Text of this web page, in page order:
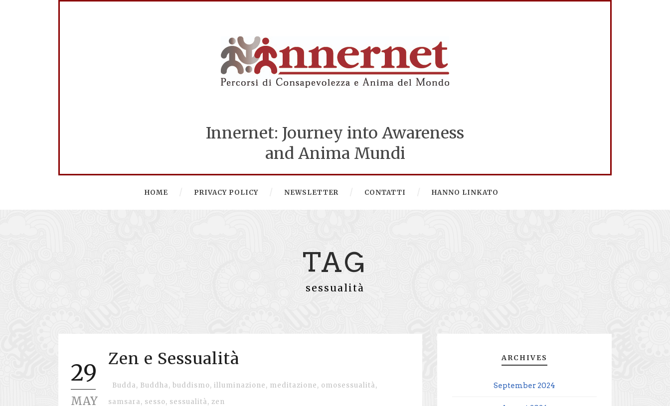
Innernet: Journey into Awareness
and Anima Mundi
HOME PRIVACY POLICY NEWSLETTER CONTATTI HANNO LINKATO
TAG
sessualità
29
MAY
Zen e Sessualità
Budda, Buddha, buddismo, illuminazione, meditazione, omosessualità,
samsara, sesso, sessualità, zen
ARCHIVES
September 2024